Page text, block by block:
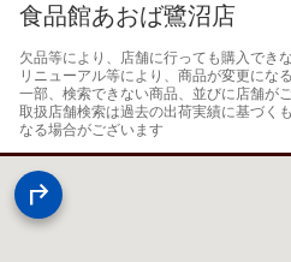
食品館あおば鷺沼店
欠品等により、店舗に行っても購入でき
リニューアル等により、商品が変更にな
一部、検索できない商品、並びに店舗が
取扱店舗検索は過去の出荷実績に基づく
なる場合がございます